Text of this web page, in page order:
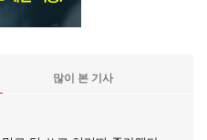
많이 본 기사